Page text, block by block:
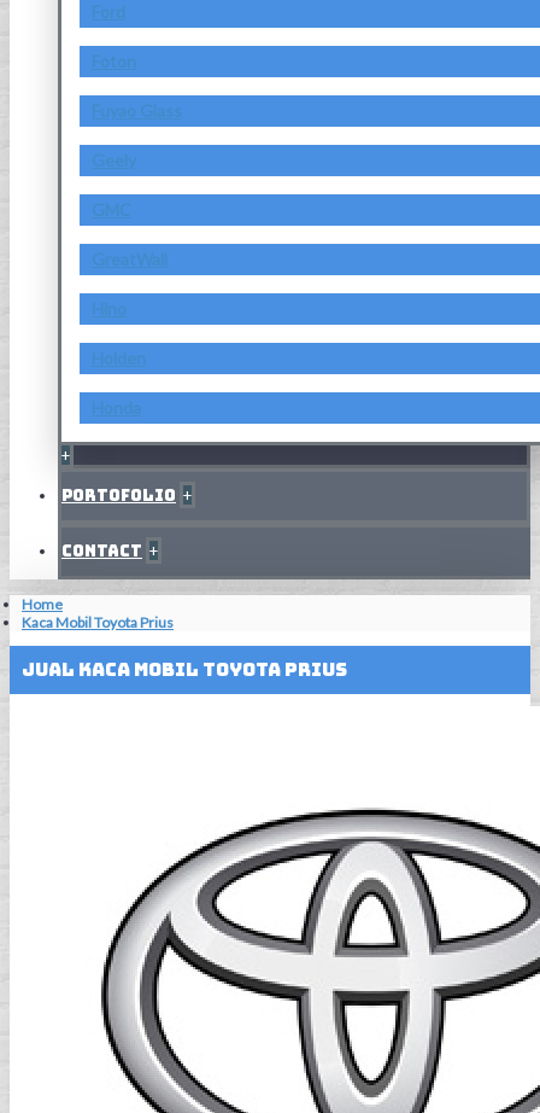
Ford
Foton
Fuyao Glass
Geely
GMC
GreatWall
Hino
Holden
Honda
+
Portofolio +
Contact +
Home
Kaca Mobil Toyota Prius
Jual Kaca Mobil Toyota Prius